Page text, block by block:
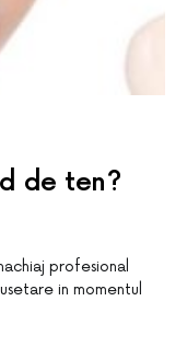
de ten?
profesional
in momentul